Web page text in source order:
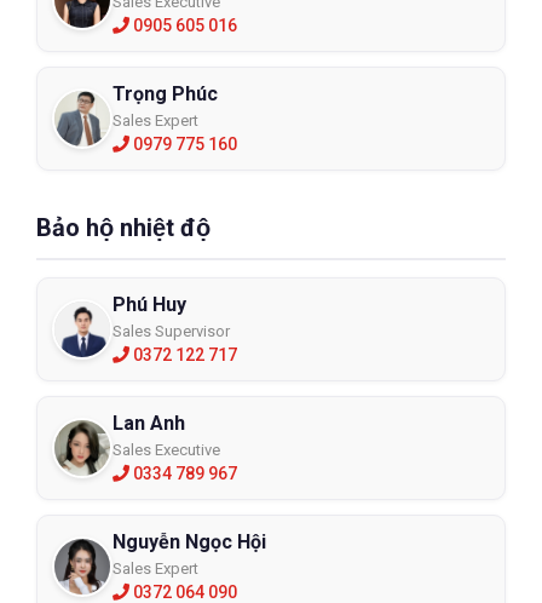
0905 605 016
Trọng Phúc
Sales Expert
0979 775 160
Bảo hộ nhiệt độ
Phú Huy
Sales Supervisor
0372 122 717
Lan Anh
Sales Executive
0334 789 967
Nguyễn Ngọc Hội
Sales Expert
0372 064 090